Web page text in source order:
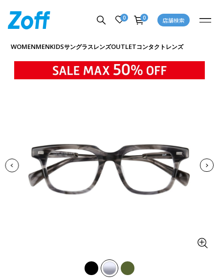
0 0 店舗検索
WOMENMENKIDSサングラスレンズOUTLETコンタクトレンズ
商品詳細ページへ